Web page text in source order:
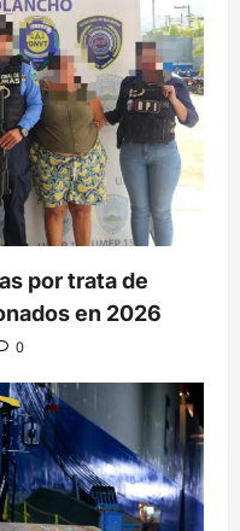
por trata de
en 2026
0